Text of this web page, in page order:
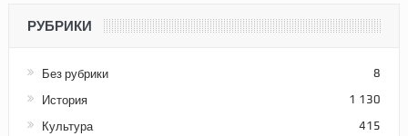
РУБРИКИ
Без рубрики 8
История 1 130
Культура 415